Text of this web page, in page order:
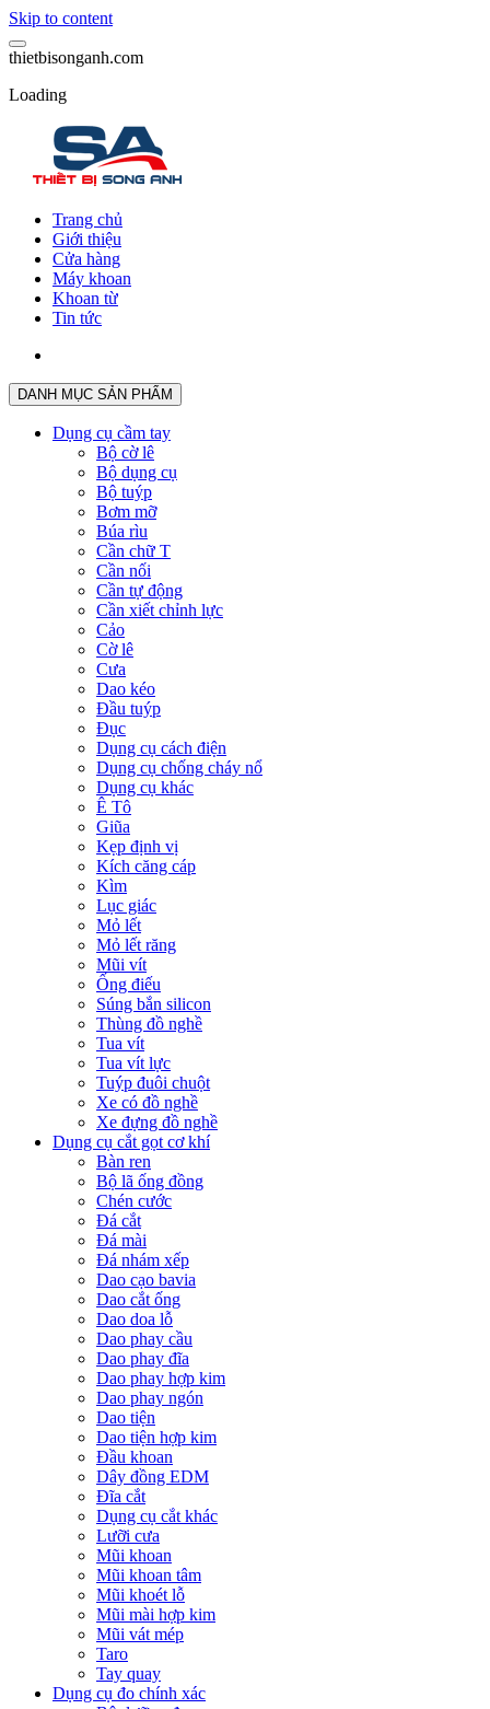
Skip to content
thietbisonganh.com
Loading
Trang chủ
Giới thiệu
Cửa hàng
Máy khoan
Khoan từ
Tin tức
DANH MỤC SẢN PHẨM
Dụng cụ cầm tay
Bộ cờ lê
Bộ dụng cụ
Bộ tuýp
Bơm mỡ
Búa rìu
Cần chữ T
Cần nối
Cần tự động
Cần xiết chỉnh lực
Cảo
Cờ lê
Cưa
Dao kéo
Đầu tuýp
Đục
Dụng cụ cách điện
Dụng cụ chống cháy nổ
Dụng cụ khác
Ê Tô
Giũa
Kẹp định vị
Kích căng cáp
Kìm
Lục giác
Mỏ lết
Mỏ lết răng
Mũi vít
Ống điếu
Súng bắn silicon
Thùng đồ nghề
Tua vít
Tua vít lực
Tuýp đuôi chuột
Xe có đồ nghề
Xe đựng đồ nghề
Dụng cụ cắt gọt cơ khí
Bàn ren
Bộ lã ống đồng
Chén cước
Đá cắt
Đá mài
Đá nhám xếp
Dao cạo bavia
Dao cắt ống
Dao doa lỗ
Dao phay cầu
Dao phay đĩa
Dao phay hợp kim
Dao phay ngón
Dao tiện
Dao tiện hợp kim
Đầu khoan
Dây đồng EDM
Đĩa cắt
Dụng cụ cắt khác
Lưỡi cưa
Mũi khoan
Mũi khoan tâm
Mũi khoét lỗ
Mũi mài hợp kim
Mũi vát mép
Taro
Tay quay
Dụng cụ đo chính xác